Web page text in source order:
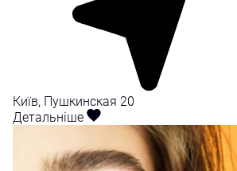
Київ, Пушкинская 20
Детальніше